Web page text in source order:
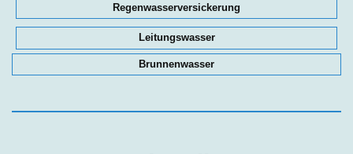
Regenwasserversickerung
Leitungswasser
Brunnenwasser